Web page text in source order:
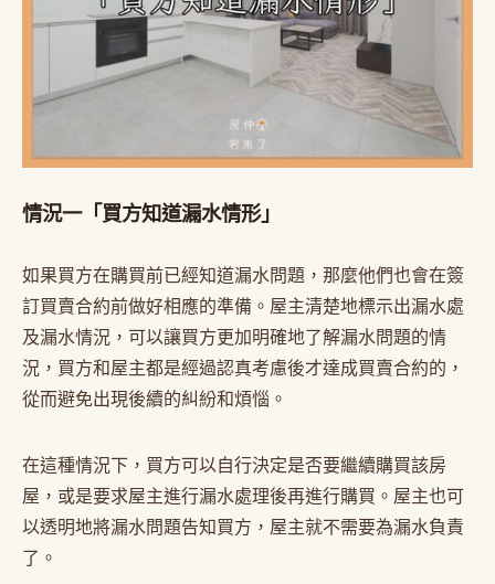
情況一「買方知道漏水情形」
如果買方在購買前已經知道漏水問題，那麼他們也會在簽
訂買賣合約前做好相應的準備。屋主清楚地標示出漏水處
及漏水情況，可以讓買方更加明確地了解漏水問題的情
況，買方和屋主都是經過認真考慮後才達成買賣合約的，
從而避免出現後續的糾紛和煩惱。
在這種情況下，買方可以自行決定是否要繼續購買該房
屋，或是要求屋主進行漏水處理後再進行購買。屋主也可
以透明地將漏水問題告知買方，屋主就不需要為漏水負責
了。